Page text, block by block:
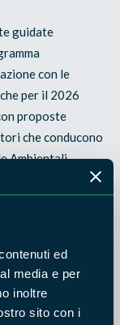
ed
media e per
inoltre
sito con i
guidate
con le
per il 2026
proposte
che conducono
Ambientali
ci offre
che svolge
al meglio
volontario
l’intera giornata